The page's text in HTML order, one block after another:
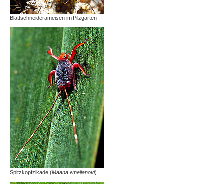
Blattschneiderameisen im Pilzgarten
Spitzkopfzikade (Maana emeljanovi)